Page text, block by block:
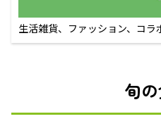
生活雑貨、ファッション、コ
えるECサイト
旬